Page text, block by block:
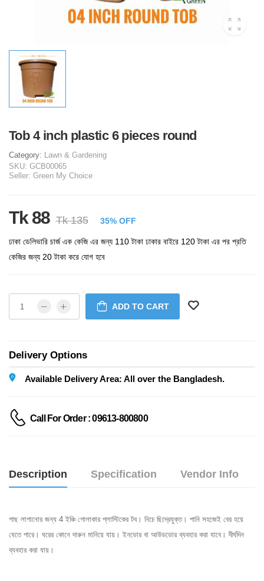
Tob 4 inch plastic 6 pieces round
Category: Lawn & Gardening
SKU: GCB00065
Seller: Green My Choice
Tk 88 Tk 135 35% OFF
ঢাকা ডেলিভারি চার্জ এক কেজি এর জন্য 110 টাকা ঢাকার বাইরে 120 টাকা এর পর প্রতি
কেজির জন্য 20 টাকা করে যোগ হবে
ADD TO CART
Delivery Options
Available Delivery Area: All over the Bangladesh.
Call For Order : 09613-800800
Description Specification Vendor Info
গাছ লাগানোর জন্য 4 ইঞ্চি গোলাকার প্লাস্টিকের টব। নিচে ছিদ্রেযুক্ত। পানি সহজেই বের হয়ে
যেতে পারে‍। ঘরের কোনে দারুন মানিয়ে যায়। ইনডোর বা আউডডোর ব্যবহার করা যাবে। দীর্ঘদিন
ব্যবহার করা যায়।